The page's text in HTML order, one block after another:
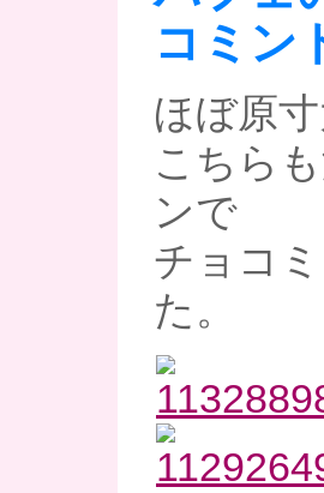
コミン
ほぼ原
こちら
ンで
チョコ
た。